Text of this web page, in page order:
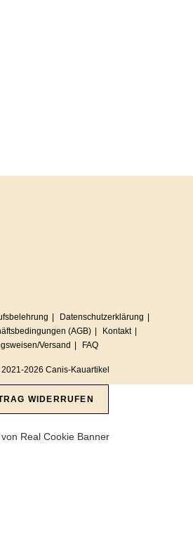
Datenschutzerklärung
(AGB)
Kontakt
Versand
FAQ
2026 Canis-Kauartikel
WIDERRUFEN
Real Cookie Banner